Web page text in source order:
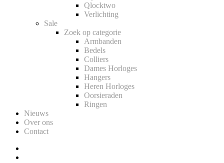
Qlocktwo
Verlichting
Sale
Zoek op categorie
Armbanden
Bedels
Colliers
Dames Horloges
Hangers
Heren Horloges
Oorsieraden
Ringen
Nieuws
Over ons
Contact